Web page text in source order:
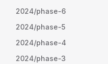
2024/phase-6
2024/phase-5
2024/phase-4
2024/phase-3